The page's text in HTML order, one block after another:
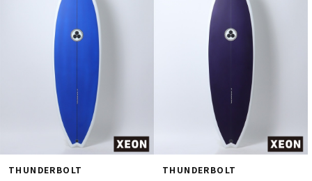
THUNDERBOLT THUNDERBOLT